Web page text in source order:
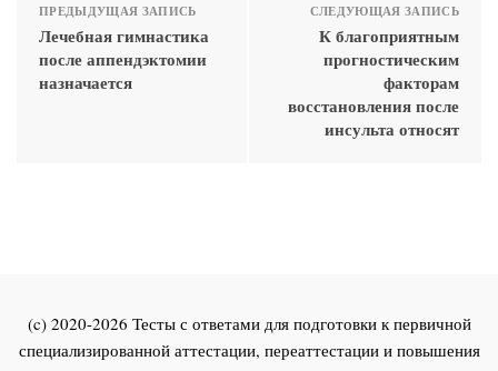
ПРЕДЫДУЩАЯ ЗАПИСЬ
Лечебная гимнастика
после аппендэктомии
назначается
СЛЕДУЮЩАЯ ЗАПИСЬ
К благоприятным
прогностическим
факторам
восстановления после
инсульта относят
(c) 2020-2026 Тесты с ответами для подготовки к первичной
специализированной аттестации, переаттестации и повышения